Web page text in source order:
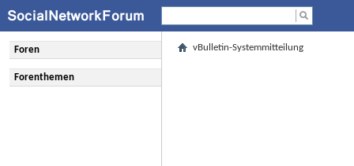
Foren
Forenthemen
vBulletin-Systemmitteilung